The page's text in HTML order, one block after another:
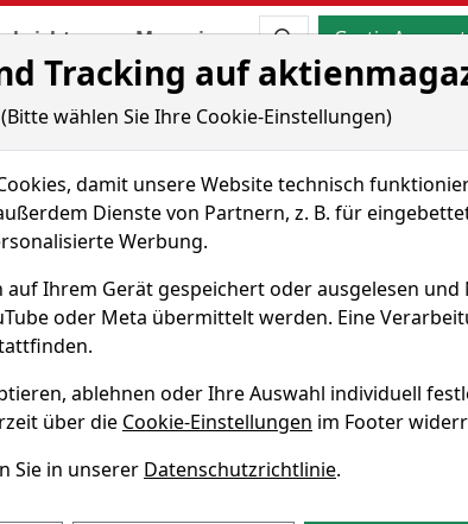
Magazine Aktien- undGratis Account
Fundamentaldaten
Sensorion S.A. eine Rendite von -10,8% erzielt –
In den vergangenen vier Wochen lag die
am 13.03.2026 bei 0,81 EUR. Derzeitig
Tracking auf
(Bitte wählen Sie Ihre Cookie-Einstellungen)
damit unsere Website technisch
Dienste von Partnern, z. B. für
Werbung.
Ihrem Gerät gespeichert oder ausgelesen und
oder Meta übermittelt werden. Eine
ablehnen oder Ihre Auswahl individuell
über die Cookie-Einstellungen im Footer
Sie in unserer Datenschutzrichtlinie.